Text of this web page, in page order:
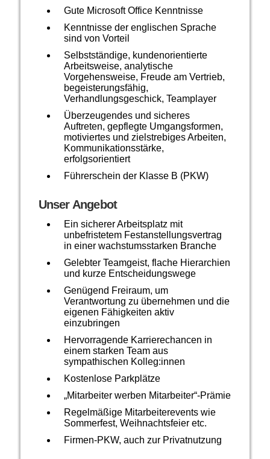
Gute Microsoft Office Kenntnisse
Kenntnisse der englischen Sprache
sind von Vorteil
Selbstständige, kundenorientierte
Arbeitsweise, analytische
Vorgehensweise, Freude am Vertrieb,
begeisterungsfähig,
Verhandlungsgeschick, Teamplayer
Überzeugendes und sicheres
Auftreten, gepflegte Umgangsformen,
motiviertes und zielstrebiges Arbeiten,
Kommunikationsstärke,
erfolgsorientiert
Führerschein der Klasse B (PKW)
Unser Angebot
Ein sicherer Arbeitsplatz mit
unbefristetem Festanstellungsvertrag
in einer wachstumsstarken Branche
Gelebter Teamgeist, flache Hierarchien
und kurze Entscheidungswege
Genügend Freiraum, um
Verantwortung zu übernehmen und die
eigenen Fähigkeiten aktiv
einzubringen
Hervorragende Karrierechancen in
einem starken Team aus
sympathischen Kolleg:innen
Kostenlose Parkplätze
„Mitarbeiter werben Mitarbeiter“-Prämie
Regelmäßige Mitarbeiterevents wie
Sommerfest, Weihnachtsfeier etc.
Firmen-PKW, auch zur Privatnutzung